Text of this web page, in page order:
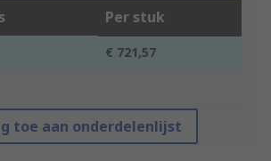
Per stuk
€ 721,57
toe aan onderdelenlijst